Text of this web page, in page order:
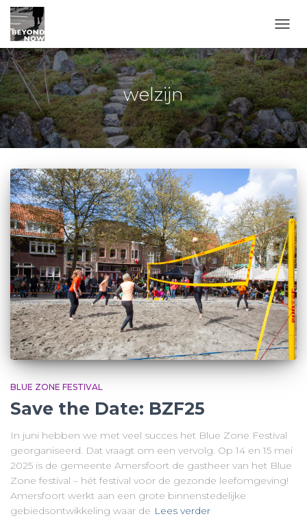
welzijn
BLUE ZONE FESTIVAL
Save the Date: BZF25
In juni hebben we met veel succes het Blue Zone Festival
georganiseerd. Dat vraagt om een vervolg. Op 14 en 15 mei
2025 is de gemeente Amersfoort de gastheer van het Blue
Zone festival – hét festival voor de gezonde leefomgeving!
Amersfoort werkt aan een grote binnenstedelijke
gebiedsontwikkeling waar de Lees verder